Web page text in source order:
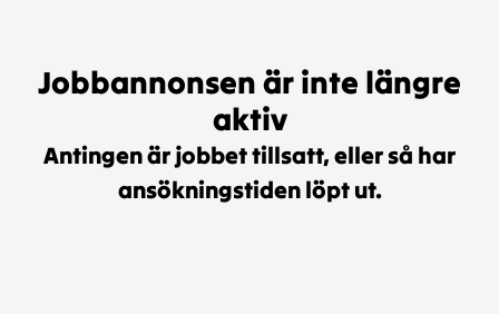
Jobbannonsen är inte längre
aktiv
Antingen är jobbet tillsatt, eller så har
ansökningstiden löpt ut.